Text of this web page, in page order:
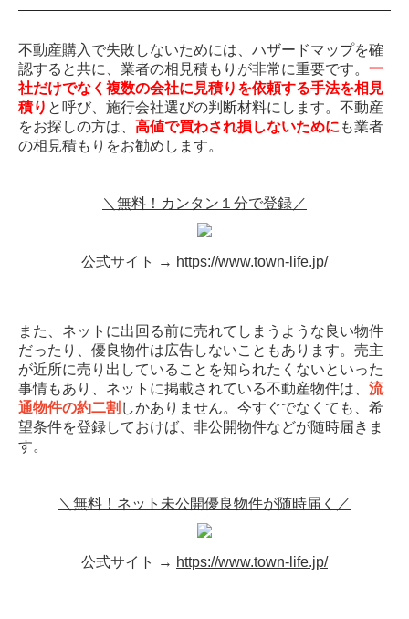
不動産購入で失敗しないためには、ハザードマップを確
認すると共に、業者の相見積もりが非常に重要です。 一
社だけでなく複数の会社に見積りを依頼する手法を相見
積り と呼び、施行会社選びの判断材料にします。不動産
をお探しの方は、 高値で買わされ損しないために も業者
の相見積もりをお勧めします。
＼無料！カンタン１分で登録／
公式サイト → https://www.town-life.jp/
また、ネットに出回る前に売れてしまうような良い物件
だったり、優良物件は広告しないこともあります。売主
が近所に売り出していることを知られたくないといった
事情もあり、ネットに掲載されている不動産物件は、 流
通物件の約二割 しかありません。今すぐでなくても、希
望条件を登録しておけば、非公開物件などが随時届きま
す。
＼無料！ネット未公開優良物件が随時届く／
公式サイト → https://www.town-life.jp/